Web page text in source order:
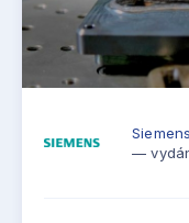
—